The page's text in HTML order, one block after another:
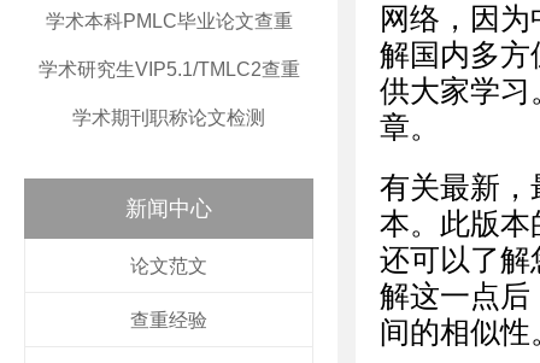
学术本科PMLC毕业论文查重
学术研究生VIP5.1/TMLC2查重
学术期刊职称论文检测
新闻中心
论文范文
查重经验
网络，因
解国内多方
供大家学习
章。
有关最新，
本。此版本
还可以了解
解这一点后
间的相似性